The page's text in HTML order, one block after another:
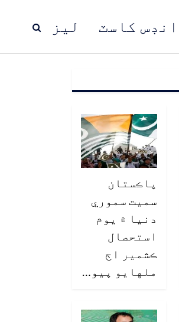
ليز انڊس کاسٽ
پاڪستان
سميت سموري
دنيا ۾ يوم
استحصال
ڪشمير اڄ
ملهايو پيو…